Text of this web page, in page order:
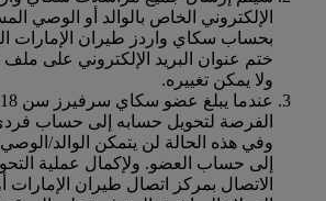
الإلكتروني الخاص بالوالد أو الوصي
بحساب سكاي واردز طيران الإمارات
ختم عنوان البريد الإلكتروني على
ولا يمكن تغييره.
الفرصة لتحويل حسابه إلى حساب
وفي هذه الحالة لن يتمكن الوالد/
إلى حساب العضو. ولإكمال عملية
الاتصال بمركز اتصال طيران الإمارات